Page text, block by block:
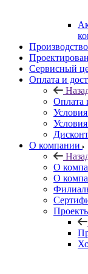
Производство
Сервисный
Оплата и
Оплата
О компании
О
О